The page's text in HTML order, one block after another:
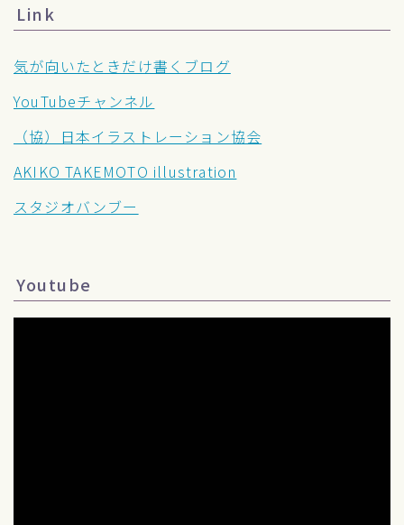
Link
気が向いたときだけ書くブログ
YouTubeチャンネル
（協）日本イラストレーション協会
AKIKO TAKEMOTO illustration
スタジオバンブー
Youtube